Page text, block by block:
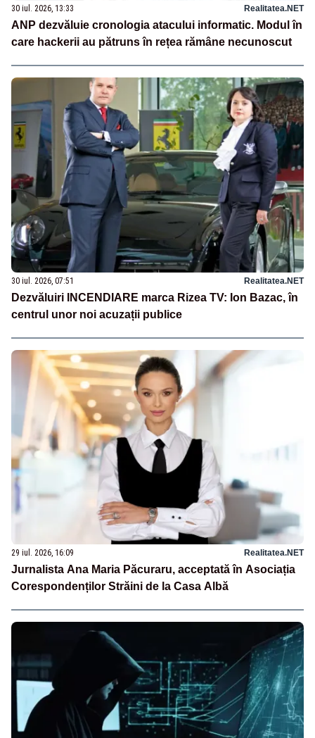
30 iul. 2026, 13:33 Realitatea.NET
ANP dezvăluie cronologia atacului informatic. Modul în
care hackerii au pătruns în rețea rămâne necunoscut
30 iul. 2026, 07:51 Realitatea.NET
Dezvăluiri INCENDIARE marca Rizea TV: Ion Bazac, în
centrul unor noi acuzații publice
29 iul. 2026, 16:09 Realitatea.NET
Jurnalista Ana Maria Păcuraru, acceptată în Asociația
Corespondenților Străini de la Casa Albă